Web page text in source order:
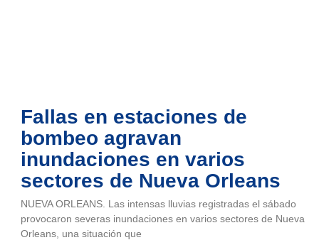
Fallas en estaciones de
bombeo agravan
inundaciones en varios
sectores de Nueva Orleans
NUEVA ORLEANS. Las intensas lluvias registradas el sábado
provocaron severas inundaciones en varios sectores de Nueva
Orleans, una situación que